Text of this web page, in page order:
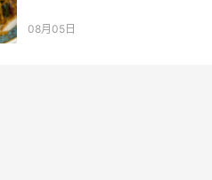
08月05日